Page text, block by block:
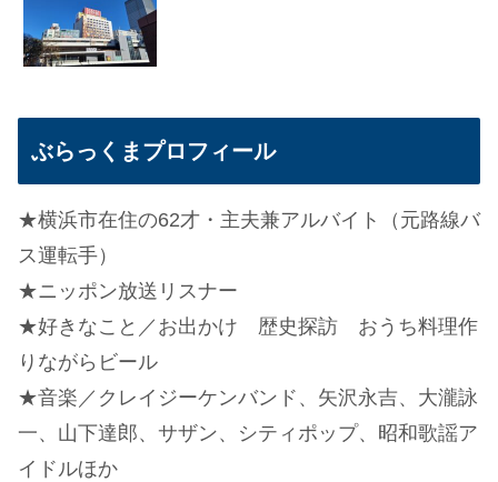
ぶらっくまプロフィール
★横浜市在住の62才・主夫兼アルバイト（元路線バ
ス運転手）
★ニッポン放送リスナー
★好きなこと／お出かけ 歴史探訪 おうち料理作
りながらビール
★音楽／クレイジーケンバンド、矢沢永吉、大瀧詠
一、山下達郎、サザン、シティポップ、昭和歌謡ア
イドルほか